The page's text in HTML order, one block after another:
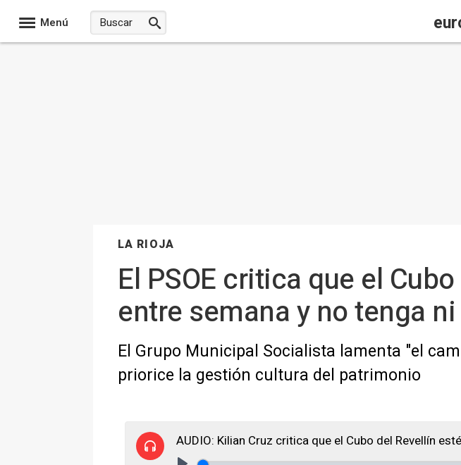
Menú
LA RIOJA
El PSOE critica que el
entre semana y no tenga
El Grupo Municipal Socialista lamenta "el
priorice la gestión cultura del patrimonio
AUDIO: Kilian Cruz critica que el Cubo del Revellín